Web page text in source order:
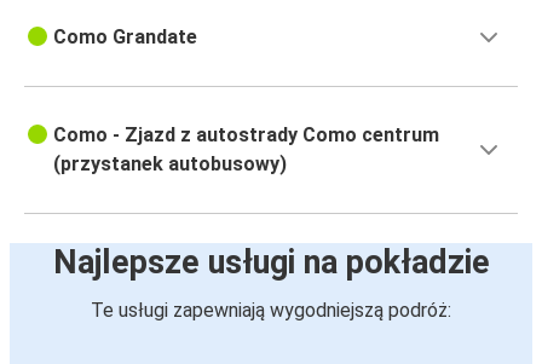
Como Grandate
Como - Zjazd z autostrady Como centrum
(przystanek autobusowy)
Najlepsze usługi na pokładzie
Te usługi zapewniają wygodniejszą podróż: